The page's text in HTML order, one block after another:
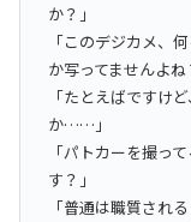
か？」
「このデジカメ、
か写ってませんよね
「たとえばですけ
か……」
「パトカーを撮っ
す？」
「普通は職質され